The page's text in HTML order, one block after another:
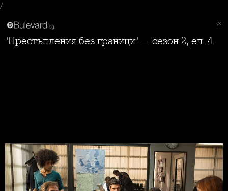
/
"Престъпления без граници" - сезон 2, еп. 4